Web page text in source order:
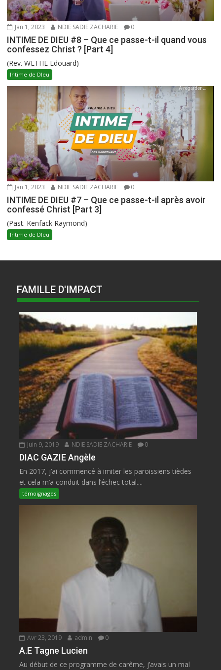
Jan 1, 2023 NDIE SADIE ZACHARIE 0
INTIME DE DIEU #8 – Que ce passe-t-il quand vous
confessez Christ ? [Part 4]
(Rev. WETHE Edouard)
Intime de DIeu
Jan 1, 2023 NDIE SADIE ZACHARIE 0
INTIME DE DIEU #7 – Que ce passe-t-il après avoir
confessé Christ [Part 3]
(Past. Kenfack Raymond)
Intime de DIeu
FAMILLE D'IMPACT
Juin 9, 2019 NDIE SADIE ZACHARIE 0
DIAC GAZIE Angèle
En 2017, j’ai commencé à imiter les paroissiens tièdes
et cela m’a conduit dans l’échec total....
témoignages
Avr 23, 2019 admin 0
A.E Tagne Lucien
Au début de ce programme de carême, j’avais un mal